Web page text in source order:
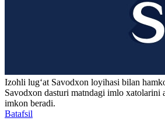
Izohli lugʻat Savodxon loyihasi bilan
Savodxon dasturi matndagi imlo xatolarini
imkon beradi.
Batafsil